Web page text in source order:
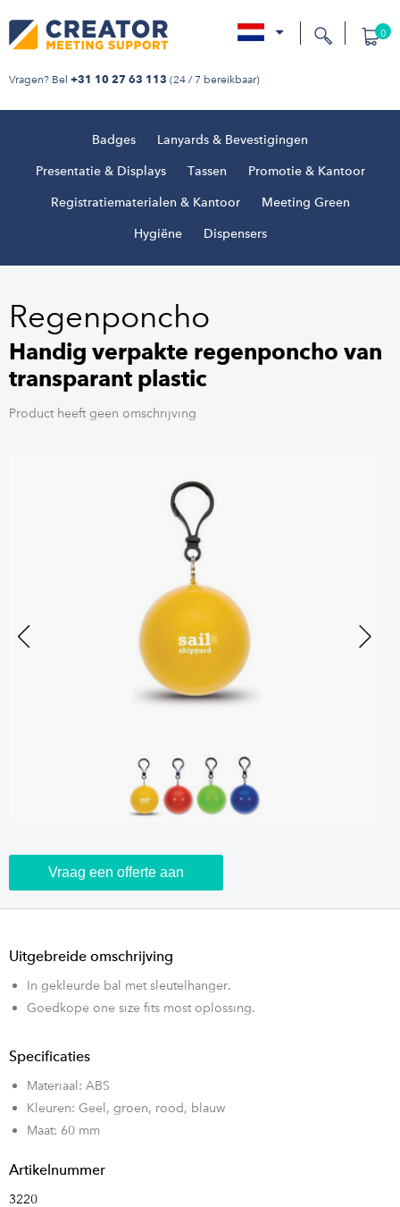
Vragen? Bel +31 10 27 63 113 (24 / 7 bereikbaar)
0
Badges Lanyards & Bevestigingen
Presentatie & Displays Tassen Promotie & Kantoor
Registratiematerialen & Kantoor Meeting Green
Hygiëne Dispensers
Regenponcho
Handig verpakte regenponcho van
transparant plastic
Product heeft geen omschrijving
Vraag een offerte aan
Uitgebreide omschrijving
In gekleurde bal met sleutelhanger.
Goedkope one size fits most oplossing.
Specificaties
Materiaal: ABS
Kleuren: Geel, groen, rood, blauw
Maat: 60 mm
Artikelnummer
3220